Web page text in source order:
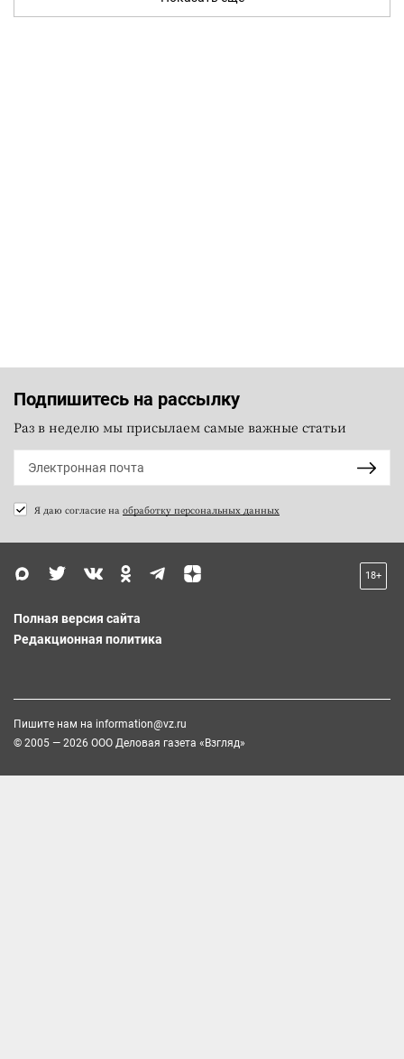
Подпишитесь на рассылку
Раз в неделю мы присылаем самые важные статьи
Я даю согласие на обработку персональных данных
18+
Полная версия сайта
Редакционная политика
Пишите нам на information@vz.ru
© 2005 — 2026 ООО Деловая газета «Взгляд»